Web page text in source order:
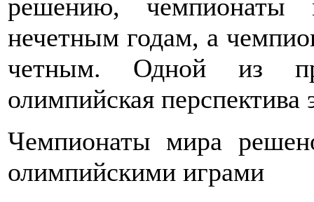
решению, чемпионаты
нечетным годам, а
четным. Одной из
олимпийская перспектива
Чемпионаты мира
олимпийскими играми